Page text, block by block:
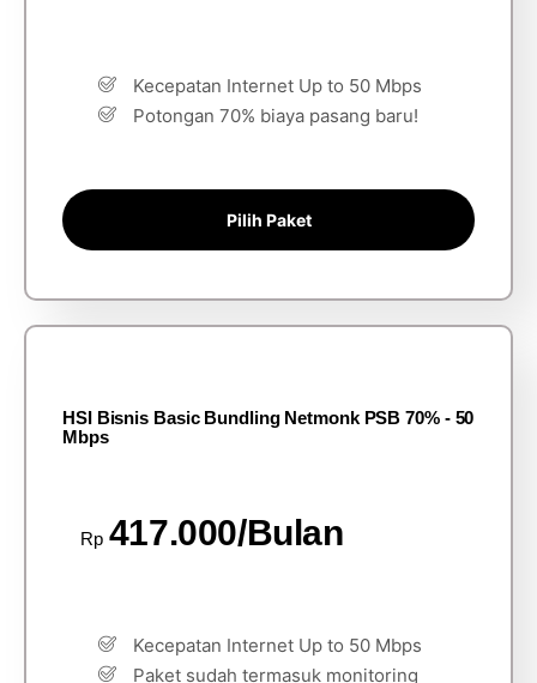
Kecepatan Internet Up to 50 Mbps
Potongan 70% biaya pasang baru!
Pilih Paket
HSI Bisnis Basic Bundling Netmonk PSB 70% - 50
Mbps
Rp 417.000/Bulan
Kecepatan Internet Up to 50 Mbps
Paket sudah termasuk monitoring